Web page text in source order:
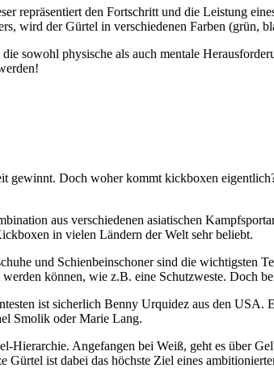
repräsentiert den Fortschritt und die Leistung
wird der Gürtel in verschiedenen Farben (grün,
sowohl physische als auch mentale
Doch woher kommt kickboxen
aus verschiedenen asiatischen
in vielen Ländern der Welt sehr beliebt.
und Schienbeinschoner sind die wichtigsten
können, wie z.B. eine Schutzweste. Doch
ist sicherlich Benny Urquidez aus den
Smolik oder Marie Lang.
Hierarchie. Angefangen bei Weiß, geht es über
ist dabei das höchste Ziel eines